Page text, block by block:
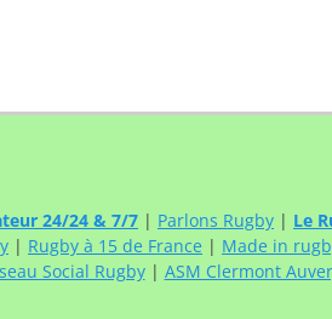
24/24 & 7/7 | Parlons Rugby | Le
| Rugby à 15 de France | Made in
Social Rugby| ASM Clermont